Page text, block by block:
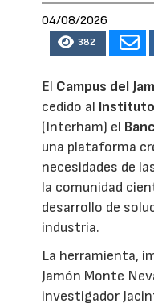
04/08/2026
382
El Campus del
cedido al Instituto
(Interham) el
una plataforma
necesidades de
la comunidad
desarrollo de
industria.
La herramienta,
Jamón Monte
investigador